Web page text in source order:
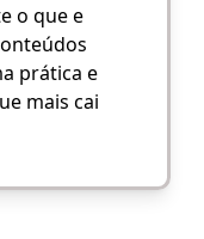
o que e
prática e
mais cai